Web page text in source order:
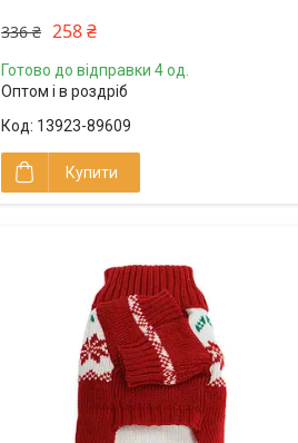
336 ₴ 258 ₴
Готово до відправки 4 од.
Оптом і в роздріб
13923-89609
Купити